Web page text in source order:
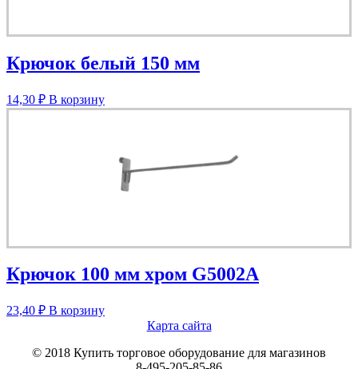
Крючок белый 150 мм
14,30 ₽ В корзину
Крючок 100 мм хром G5002A
23,40 ₽ В корзину
Карта сайта
© 2018 Купить торговое оборудование для магазинов